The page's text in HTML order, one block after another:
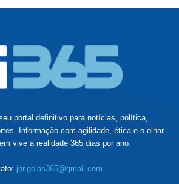
portal definitivo para notícias, política,
Informação com agilidade, ética e o olhar
vive a realidade 365 dias por ano.
jor.goias365@gmail.com